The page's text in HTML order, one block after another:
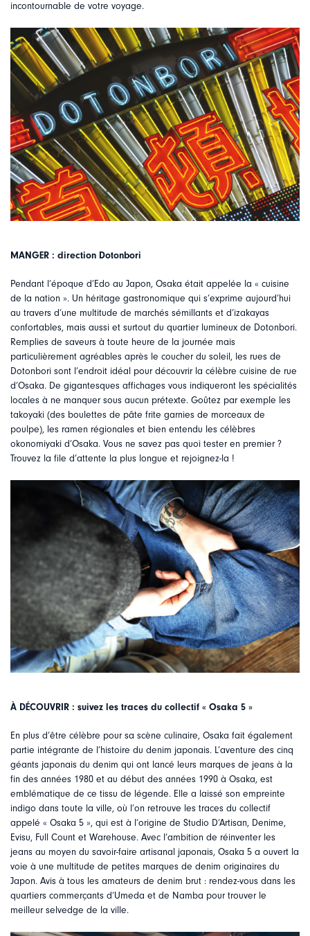
incontournable de votre voyage.
MANGER : direction Dotonbori
Pendant l’époque d’Edo au Japon, Osaka était appelée la « cuisine
de la nation ». Un héritage gastronomique qui s’exprime aujourd’hui
au travers d’une multitude de marchés sémillants et d’izakayas
confortables, mais aussi et surtout du quartier lumineux de Dotonbori.
Remplies de saveurs à toute heure de la journée mais
particulièrement agréables après le coucher du soleil, les rues de
Dotonbori sont l’endroit idéal pour découvrir la célèbre cuisine de rue
d’Osaka. De gigantesques affichages vous indiqueront les spécialités
locales à ne manquer sous aucun prétexte. Goûtez par exemple les
takoyaki (des boulettes de pâte frite garnies de morceaux de
poulpe), les ramen régionales et bien entendu les célèbres
okonomiyaki d’Osaka. Vous ne savez pas quoi tester en premier ?
Trouvez la file d’attente la plus longue et rejoignez-la !
À DÉCOUVRIR : suivez les traces du collectif « Osaka 5 »
En plus d’être célèbre pour sa scène culinaire, Osaka fait également
partie intégrante de l’histoire du denim japonais. L’aventure des cinq
géants japonais du denim qui ont lancé leurs marques de jeans à la
fin des années 1980 et au début des années 1990 à Osaka, est
emblématique de ce tissu de légende. Elle a laissé son empreinte
indigo dans toute la ville, où l’on retrouve les traces du collectif
appelé « Osaka 5 », qui est à l’origine de Studio D‘Artisan, Denime,
Evisu, Full Count et Warehouse. Avec l’ambition de réinventer les
jeans au moyen du savoir-faire artisanal japonais, Osaka 5 a ouvert la
voie à une multitude de petites marques de denim originaires du
Japon. Avis à tous les amateurs de denim brut : rendez-vous dans les
quartiers commerçants d’Umeda et de Namba pour trouver le
meilleur selvedge de la ville.